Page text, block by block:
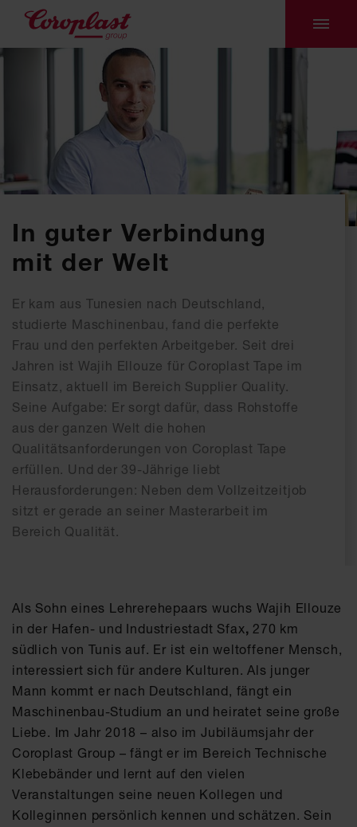
In guter Verbindung
mit der Welt
Er kam aus Tunesien nach Deutschland,
studierte Maschinenbau, fand die perfekte
Frau und den perfekten Arbeitgeber. Seit drei
Jahren ist Wajih Ellouze für Coroplast Tape im
Einsatz, aktuell im Bereich Supplier Quality.
Seine Aufgabe: Er sorgt dafür, dass Rohstoffe
aus der ganzen Welt die hohen
Qualitätsanforderungen von Coroplast Tape
erfüllen. Und der 39-Jährige liebt
Herausforderungen: Neben dem Vollzeitzeitjob
sitzt er gerade an seiner Masterarbeit im
Bereich Qualität.
Als Sohn eines Lehrerehepaars wuchs Wajih Ellouze
in der Hafen- und Industriestadt Sfax, 270 km
südlich von Tunis auf. Er ist ein weltoffener Mensch,
interessiert sich für andere Kulturen. Als junger
Mann kommt er nach Deutschland, fängt ein
Maschinenbau-Studium an und heiratet seine große
Liebe. Im Jahr 2018 – also im Jubiläumsjahr der
Coroplast Group – fängt er im Bereich Technische
Klebebänder und lernt auf den vielen
Veranstaltungen seine neuen Kollegen und
Kolleginnen persönlich kennen und schätzen. Sein